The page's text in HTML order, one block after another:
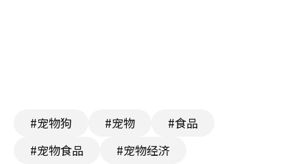
#宠物狗 #宠物
#食品
#宠物食品
#宠物经济